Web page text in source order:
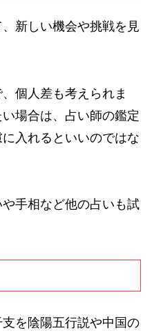
新しい機会や挑戦を見
個人差も考えられま
場合は、占い師の鑑定
入れるといいのではな
手相など他の占いも試
を陰陽五行説や中国の